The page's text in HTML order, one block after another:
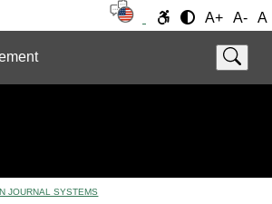
A+ A- A
JOURNAL SYSTEMS